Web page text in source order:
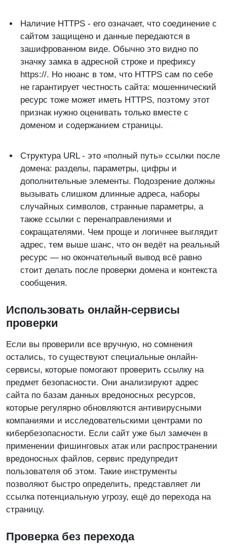
Наличие HTTPS - его означает, что соединение с
сайтом защищено и данные передаются в
зашифрованном виде. Обычно это видно по
значку замка в адресной строке и префиксу
https://. Но нюанс в том, что HTTPS сам по себе
не гарантирует честность сайта: мошеннический
ресурс тоже может иметь HTTPS, поэтому этот
признак нужно оценивать только вместе с
доменом и содержанием страницы.
Структура URL - это «полный путь» ссылки после
домена: разделы, параметры, цифры и
дополнительные элементы. Подозрение должны
вызывать слишком длинные адреса, наборы
случайных символов, странные параметры, а
также ссылки с перенаправлениями и
сокращателями. Чем проще и логичнее выглядит
адрес, тем выше шанс, что он ведёт на реальный
ресурс — но окончательный вывод всё равно
стоит делать после проверки домена и контекста
сообщения.
Использовать онлайн-сервисы
проверки
Если вы проверили все вручную, но сомнения
остались, то существуют специальные онлайн-
сервисы, которые помогают проверить ссылку на
предмет безопасности. Они анализируют адрес
сайта по базам данных вредоносных ресурсов,
которые регулярно обновляются антивирусными
компаниями и исследовательскими центрами по
кибербезопасности. Если сайт уже был замечен в
применении фишинговых атак или распространении
вредоносных файлов, сервис предупредит
пользователя об этом. Такие инструменты
позволяют быстро определить, представляет ли
ссылка потенциальную угрозу, ещё до перехода на
страницу.
Проверка без перехода